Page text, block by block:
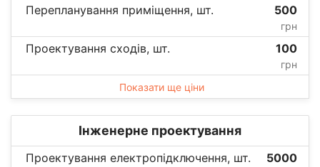
Перепланування приміщення, шт. 500
грн
Проектування сходів, шт. 100
грн
Показати ще ціни
Інженерне проектування
Проектування електропідключення, шт. 5000